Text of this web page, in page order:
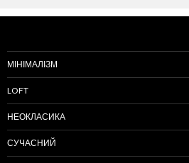
МІНІМАЛІЗМ
LOFT
НЕОКЛАСИКА
СУЧАСНИЙ